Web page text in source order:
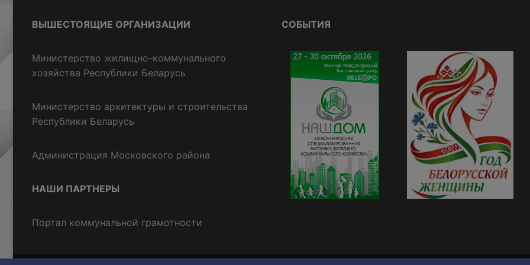
ВЫШЕСТОЯЩИЕ ОРГАНИЗАЦИИ
Министерство жилищно-коммунального
хозяйства Республики Беларусь
Министерство архитектуры и строительства
Республики Беларусь
Администрация Московского района
НАШИ ПАРТНЕРЫ
Портал коммунальной грамотности
СОБЫТИЯ